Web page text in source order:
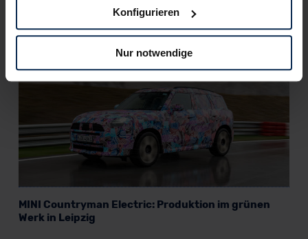
zustimmen möchten, beschränken wir uns auf die
dann nicht auf Sie zuschneiden und Sie somit nicht
perfekt auf dem Weg zu Ihrem Neuwagen unterstützen.
Sie können die Einstellungen jederzeit anpassen oder
Für alle beschriebenen Technologien und Cookies gilt –
soweit keine detaillierteren Angaben erfolgen: Wir
beabsichtigen nicht, diese Daten an Empfänger
lassen. Soweit eine Übermittlung in ein Land außerhalb
der EU erfolgt, erfolgt dies ausschließlich auf der
Grundlage eines Angemessenheitsbeschlusses der EU-
Konfigurieren
Nur notwendige
MINI: Spike wird digitaler Begleiter der neuen
Modelle
KI-generiert
MINI Countryman Electric: Produktion im grünen
Werk in Leipzig